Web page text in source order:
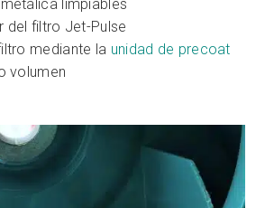
limpiables
del filtro Jet-Pulse
mediante la unidad de precoat
volumen